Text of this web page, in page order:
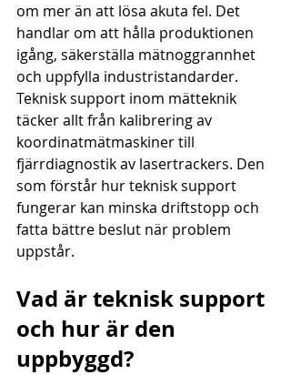
om mer än att lösa akuta fel. Det
handlar om att hålla produktionen
igång, säkerställa mätnoggrannhet
och uppfylla industristandarder.
Teknisk support inom mätteknik
täcker allt från kalibrering av
koordinatmätmaskiner till
fjärrdiagnostik av lasertrackers. Den
som förstår hur teknisk support
fungerar kan minska driftstopp och
fatta bättre beslut när problem
uppstår.
Vad är teknisk support
och hur är den
uppbyggd?